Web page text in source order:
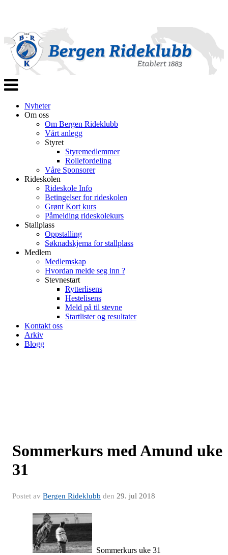
Veksle
navigasjon
Nyheter
Om oss
Om Bergen Rideklubb
Vårt anlegg
Styret
Styremedlemmer
Rollefordeling
Våre Sponsorer
Rideskolen
Rideskole Info
Betingelser for rideskolen
Grønt Kort kurs
Påmelding rideskolekurs
Stallplass
Oppstalling
Søknadskjema for stallplass
Medlem
Medlemskap
Hvordan melde seg inn ?
Stevnestart
Rytterlisens
Hestelisens
Meld på til stevne
Startlister og resultater
Kontakt oss
Arkiv
Blogg
Sommerkurs med Amund uke
31
Postet av Bergen Rideklubb den 29. jul 2018
Sommerkurs uke 31